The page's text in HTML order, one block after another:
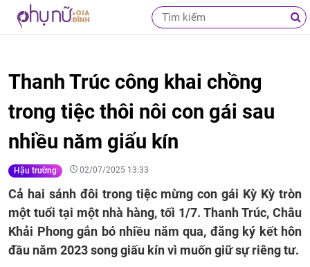
Thanh Trúc công khai chồng
trong tiệc thôi nôi con gái sau
nhiều năm giấu kín
Hậu trường 02/07/2025 13:33
Cả hai sánh đôi trong tiệc mừng con gái Kỳ Kỳ tròn
một tuổi tại một nhà hàng, tối 1/7. Thanh Trúc, Châu
Khải Phong gắn bó nhiều năm qua, đăng ký kết hôn
đầu năm 2023 song giấu kín vì muốn giữ sự riêng tư.